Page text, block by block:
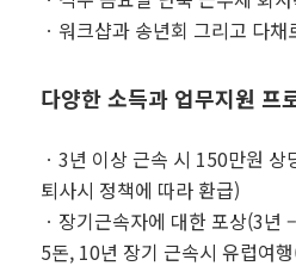
ㆍ워크샵과 송년회 그리고 다
다양한 소득과 업무지원 프
ㆍ3년 이상 근속 시 150만원
퇴사시 정책에 따라 환급)
ㆍ장기근속자에 대한 포상(3년
5돈, 10년 장기 근속시 유럽여